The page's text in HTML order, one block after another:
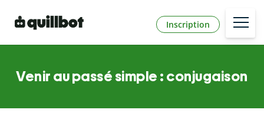
Inscription
Venir au passé simple : conjugaison